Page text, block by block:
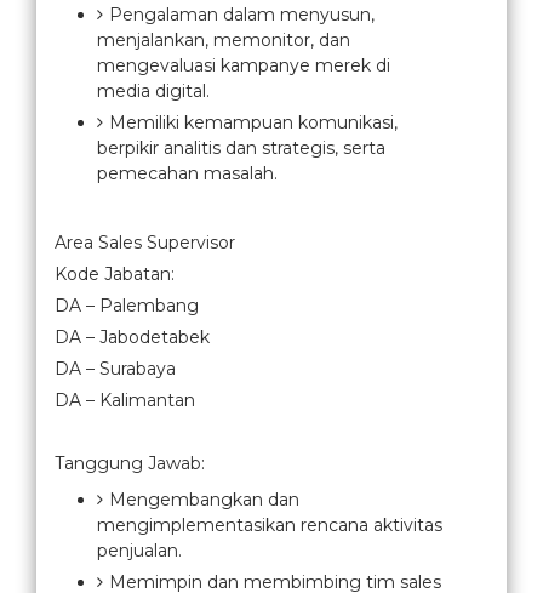
Pengalaman dalam menyusun,
menjalankan, memonitor, dan
mengevaluasi kampanye merek di
media digital.
Memiliki kemampuan komunikasi,
berpikir analitis dan strategis, serta
pemecahan masalah.
Area Sales Supervisor
Kode Jabatan:
DA – Palembang
DA – Jabodetabek
DA – Surabaya
DA – Kalimantan
Tanggung Jawab:
Mengembangkan dan
mengimplementasikan rencana aktivitas
penjualan.
Memimpin dan membimbing tim sales